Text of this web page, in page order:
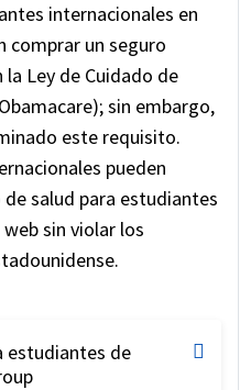
internacionales en
comprar un seguro
Ley de Cuidado de
sin embargo,
este requisito.
pueden
salud para estudiantes
sin violar los
estudiantes de